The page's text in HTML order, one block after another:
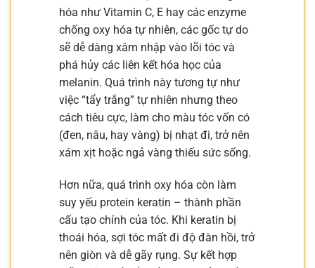
hóa như Vitamin C, E hay các enzyme
chống oxy hóa tự nhiên, các gốc tự do
sẽ dễ dàng xâm nhập vào lõi tóc và
phá hủy các liên kết hóa học của
melanin. Quá trình này tương tự như
việc “tẩy trắng” tự nhiên nhưng theo
cách tiêu cực, làm cho màu tóc vốn có
(đen, nâu, hay vàng) bị nhạt đi, trở nên
xám xịt hoặc ngả vàng thiếu sức sống.
Hơn nữa, quá trình oxy hóa còn làm
suy yếu protein keratin – thành phần
cấu tạo chính của tóc. Khi keratin bị
thoái hóa, sợi tóc mất đi độ đàn hồi, trở
nên giòn và dễ gãy rụng. Sự kết hợp